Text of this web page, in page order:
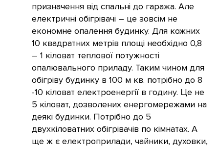
призначення від спальні до гаража. Але
електричні обігрівачі – це зовсім не
економне опалення будинку. Для кожних
10 квадратних метрів площі необхідно 0,8
– 1 кіловат теплової потужності
опалювального приладу. Таким чином для
обігріву будинку в 100 м кв. потрібно до 8
-10 кіловат електроенергії в годину. Це не
5 кіловат, дозволених енергомережами на
деякі будинки. Потрібно до 5
двухкіловатних обігрівачів по кімнатах. А
ще ж є електроприлади, чайники, духовки,